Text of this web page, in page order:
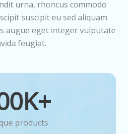
urna, rhoncus commodo
suscipit eu sed aliquam
augue eget integer vulputate
feugiat.
K+
products